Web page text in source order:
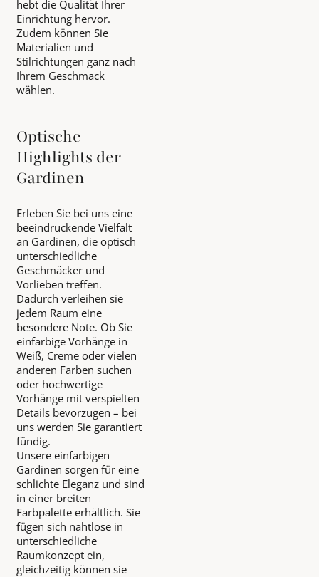
hebt die Qualität Ihrer
Einrichtung hervor.
Zudem können Sie
Materialien und
Stilrichtungen ganz nach
Ihrem Geschmack
wählen.
Optische
Highlights der
Gardinen
Erleben Sie bei uns eine
beeindruckende Vielfalt
an Gardinen, die optisch
unterschiedliche
Geschmäcker und
Vorlieben treffen.
Dadurch verleihen sie
jedem Raum eine
besondere Note. Ob Sie
einfarbige Vorhänge in
Weiß, Creme oder vielen
anderen Farben suchen
oder hochwertige
Vorhänge mit verspielten
Details bevorzugen – bei
uns werden Sie garantiert
fündig.
Unsere einfarbigen
Gardinen sorgen für eine
schlichte Eleganz und sind
in einer breiten
Farbpalette erhältlich. Sie
fügen sich nahtlose in
unterschiedliche
Raumkonzept ein,
gleichzeitig können sie